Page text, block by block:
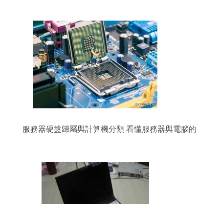
服務器硬盤歸屬與計算機分類 看懂服務器與電腦的